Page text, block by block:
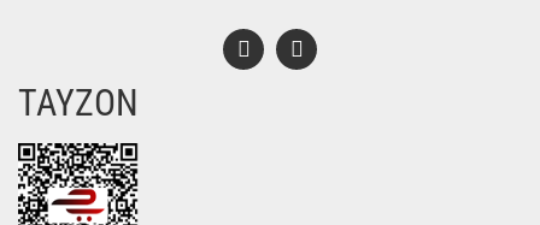
TAYZON